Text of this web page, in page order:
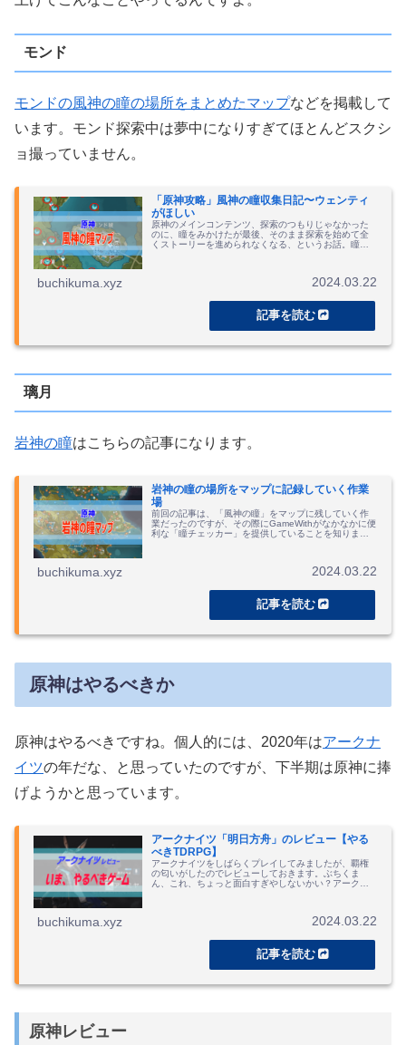
モンド
モンドの風神の瞳の場所をまとめたマップなどを掲載して
います。モンド探索中は夢中になりすぎてほとんどスクシ
ョ撮っていません。
「原神攻略」風神の瞳収集日記〜ウェンティ
がほしい
原神のメインコンテンツ、探索のつもりじゃなかった
のに、瞳をみかけたが最後、そのまま探索を始めて全
くストーリーを進められなくなる、というお話。瞳の
buchikuma.xyz 2024.03.22
璃月
岩神の瞳はこちらの記事になります。
岩神の瞳の場所をマップに記録していく作業
場
前回の記事は、「風神の瞳」をマップに残していく作
業だったのですが、その際にGameWithがなかなかに便
利な「瞳チェッカー」を提供していることを知りまし
buchikuma.xyz 2024.03.22
原神はやるべきか
原神はやるべきですね。個人的には、2020年はアークナ
イツの年だな、と思っていたのですが、下半期は原神に捧
げようかと思っています。
アークナイツ「明日方舟」のレビュー【やる
べきTDRPG】
アークナイツをしばらくプレイしてみましたが、覇権
の匂いがしたのでレビューしておきます。ぶちくま
ん、これ、ちょっと面白すぎやしないかい？アークナ
buchikuma.xyz 2024.03.22
原神レビュー